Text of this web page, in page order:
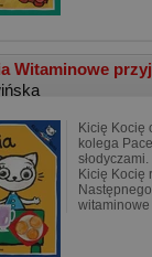
Witaminowe
Kicię Kocię
kolega
Kicię Kocię